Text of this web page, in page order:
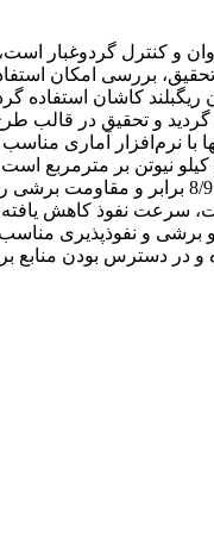
و کنترل گردوغبار
سیاه و شاهد به‌صورت یک‌لایه و دولایه
آماری
داده است که میزان مقاومت فروروی خاک‌پوش‌های
نفوذ کاهش
و برشی و
دسترس بودن منابع